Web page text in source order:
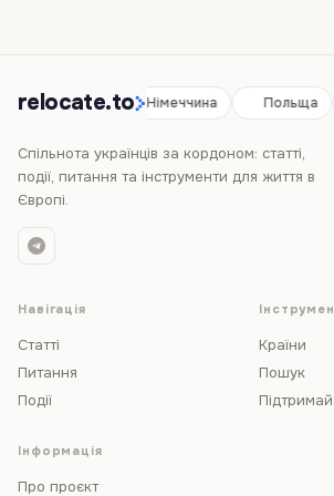
relocate.to
Іспанія Німеччина Польща
Спільнота українців за кордоном: статті,
події, питання та інструменти для життя в
Європі.
Навігація
Статті
Питання
Події
Країни
Пошук
Інформація
Про проєкт